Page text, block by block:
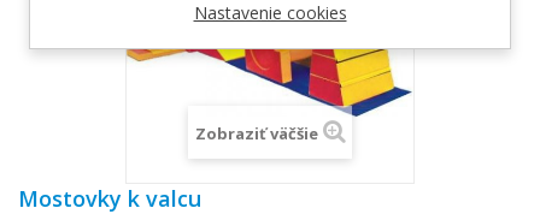
Zobraziť väčšie
Mostovky k valcu
Nastavenie cookies